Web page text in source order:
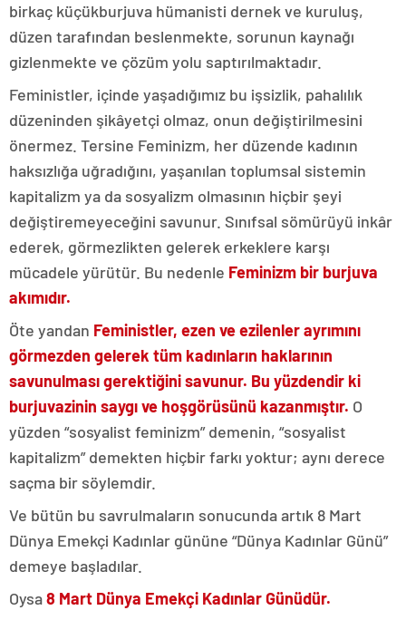
birkaç küçükburjuva hümanisti dernek ve kuruluş,
düzen tarafından beslenmekte, sorunun kaynağı
gizlenmekte ve çözüm yolu saptırılmaktadır.
Feministler, içinde yaşadığımız bu işsizlik, pahalılık
düzeninden şikâyetçi olmaz, onun değiştirilmesini
önermez. Tersine Feminizm, her düzende kadının
haksızlığa uğradığını, yaşanılan toplumsal sistemin
kapitalizm ya da sosyalizm olmasının hiçbir şeyi
değiştiremeyeceğini savunur. Sınıfsal sömürüyü inkâr
ederek, görmezlikten gelerek erkeklere karşı
mücadele yürütür. Bu nedenle Feminizm bir burjuva
akımıdır.
Öte yandan Feministler, ezen ve ezilenler ayrımını
görmezden gelerek tüm kadınların haklarının
savunulması gerektiğini savunur. Bu yüzdendir ki
burjuvazinin saygı ve hoşgörüsünü kazanmıştır. O
yüzden “sosyalist feminizm” demenin, “sosyalist
kapitalizm” demekten hiçbir farkı yoktur; aynı derece
saçma bir söylemdir.
Ve bütün bu savrulmaların sonucunda artık 8 Mart
Dünya Emekçi Kadınlar gününe “Dünya Kadınlar Günü”
demeye başladılar.
Oysa8 Mart Dünya Emekçi Kadınlar Günüdür.